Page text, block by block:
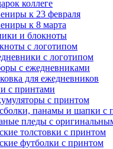
коллеге
к 23 февраля
к 8 марта
и блокноты
с логотипом
с логотипом
с ежедневниками
для ежедневников
с принтами
с принтом
панамы и шапки с
пледы с
толстовки с принтом
футболки с принтом